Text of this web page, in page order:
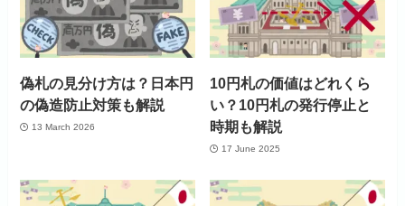
偽札の見分け方は？日本円
の偽造防止対策も解説
13 March 2026
10円札の価値はどれくら
い？10円札の発行停止と
時期も解説
17 June 2025